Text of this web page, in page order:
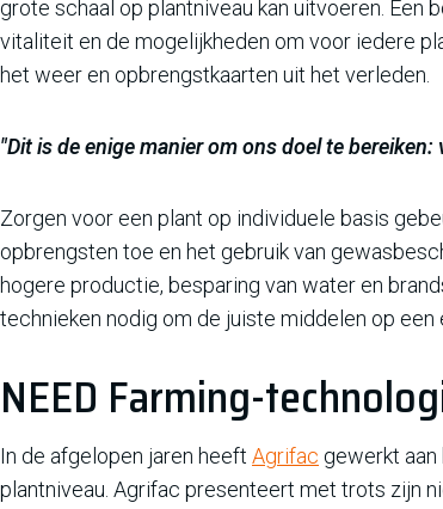
grote schaal op plantniveau kan uitvoeren. Een
vitaliteit en de mogelijkheden om voor iedere
het weer en opbrengstkaarten uit het verleden.
"Dit is de enige manier om ons doel te
Zorgen voor een plant op individuele basis
opbrengsten toe en het gebruik van
hogere productie, besparing van water en
technieken nodig om de juiste middelen op een
NEED Farming-
In de afgelopen jaren heeft Agrifac gewerkt
plantniveau. Agrifac presenteert met trots zijn